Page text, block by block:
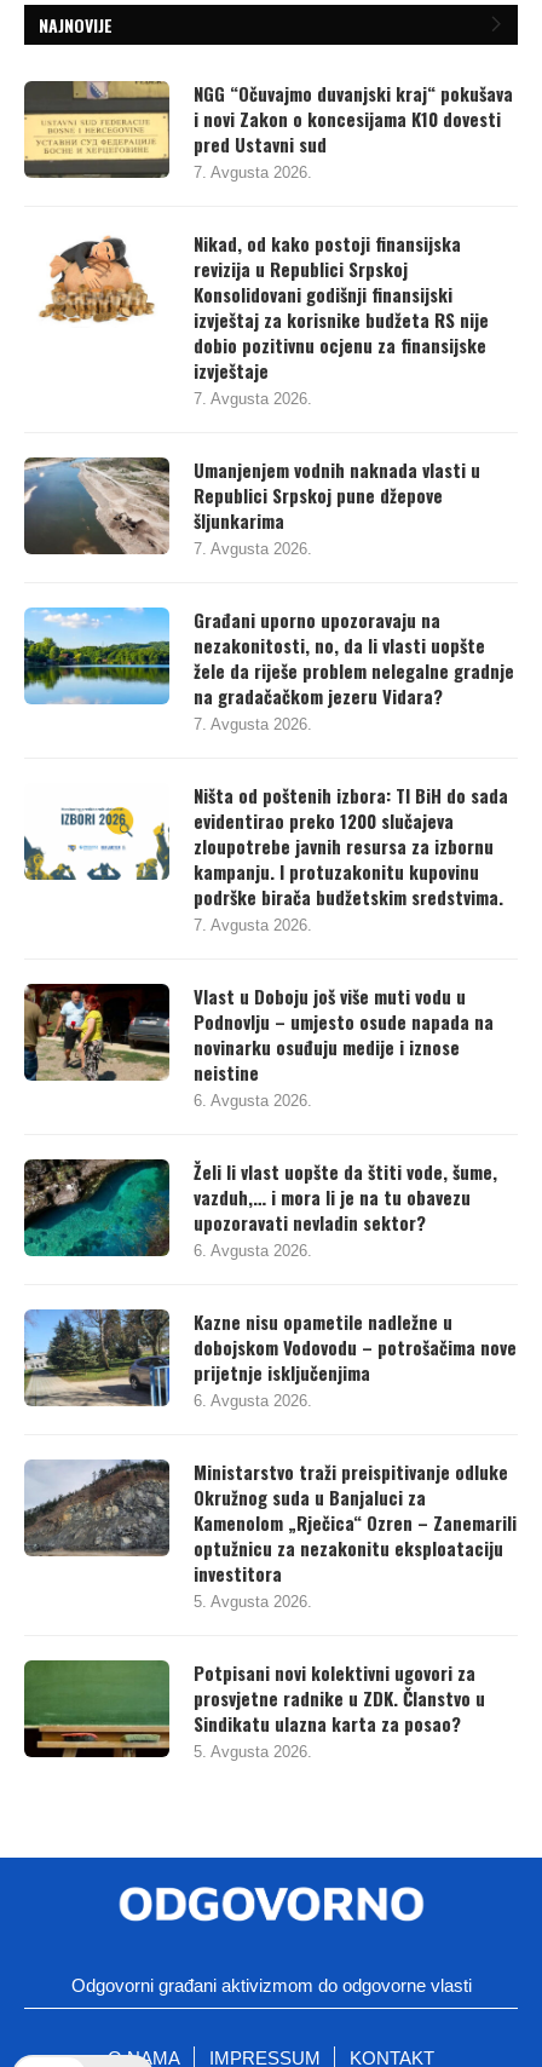
NAJNOVIJE
NGG “Očuvajmo duvanjski kraj“ pokušava
i novi Zakon o koncesijama K10 dovesti
pred Ustavni sud
7. Avgusta 2026.
Nikad, od kako postoji finansijska
revizija u Republici Srpskoj
Konsolidovani godišnji finansijski
izvještaj za korisnike budžeta RS nije
dobio pozitivnu ocjenu za finansijske
izvještaje
7. Avgusta 2026.
Umanjenjem vodnih naknada vlasti u
Republici Srpskoj pune džepove
šljunkarima
7. Avgusta 2026.
Građani uporno upozoravaju na
nezakonitosti, no, da li vlasti uopšte
žele da riješe problem nelegalne gradnje
na gradačačkom jezeru Vidara?
7. Avgusta 2026.
Ništa od poštenih izbora: TI BiH do sada
evidentirao preko 1200 slučajeva
zloupotrebe javnih resursa za izbornu
kampanju. I protuzakonitu kupovinu
podrške birača budžetskim sredstvima.
7. Avgusta 2026.
Vlast u Doboju još više muti vodu u
Podnovlju – umjesto osude napada na
novinarku osuđuju medije i iznose
neistine
6. Avgusta 2026.
Želi li vlast uopšte da štiti vode, šume,
vazduh,… i mora li je na tu obavezu
upozoravati nevladin sektor?
6. Avgusta 2026.
Kazne nisu opametile nadležne u
dobojskom Vodovodu – potrošačima nove
prijetnje isključenjima
6. Avgusta 2026.
Ministarstvo traži preispitivanje odluke
Okružnog suda u Banjaluci za
Kamenolom „Rječica“ Ozren – Zanemarili
optužnicu za nezakonitu eksploataciju
investitora
5. Avgusta 2026.
Potpisani novi kolektivni ugovori za
prosvjetne radnike u ZDK. Članstvo u
Sindikatu ulazna karta za posao?
5. Avgusta 2026.
Odgovorni građani aktivizmom do odgovorne vlasti
O NAMA IMPRESSUM KONTAKT